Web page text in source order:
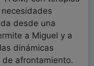
desde una
a Miguel y a
dinámicas
afrontamiento.